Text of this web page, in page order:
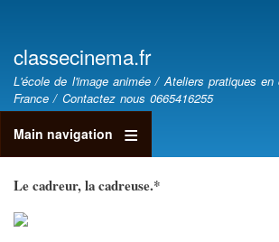
account
menu
classecinéma.fr
classecinema.fr
L'école de l'image animée / Ateliers pratiques
France / Contactez nous 0665416255
Main navigation
Le cadreur, la cadreuse.*